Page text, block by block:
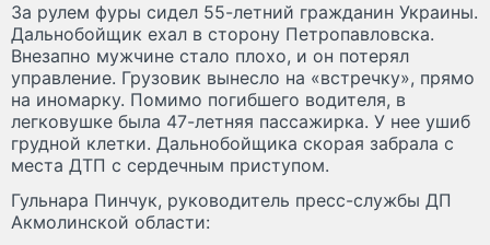
За рулем фуры сидел 55-летний гражданин Украины.
Дальнобойщик ехал в сторону Петропавловска.
Внезапно мужчине стало плохо, и он потерял
управление. Грузовик вынесло на «встречку», прямо
на иномарку. Помимо погибшего водителя, в
легковушке была 47-летняя пассажирка. У нее ушиб
грудной клетки. Дальнобойщика скорая забрала с
места ДТП с сердечным приступом.
Гульнара Пинчук, руководитель пресс-службы ДП
Акмолинской области: